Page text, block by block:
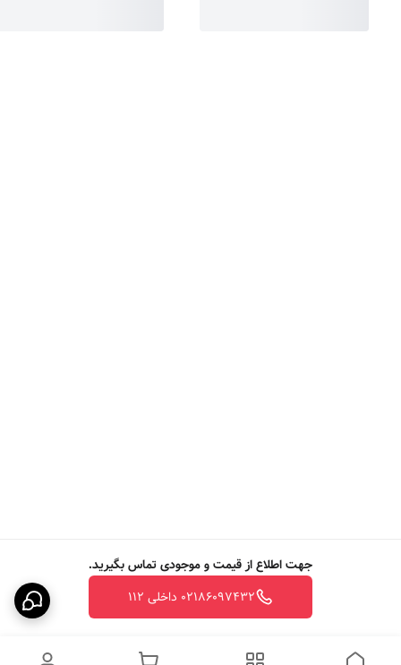
جهت اطلاع از قیمت و موجودی تماس بگیرید.
02186097432 داخلی 112